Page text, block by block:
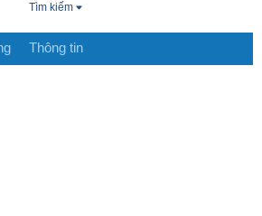
Tìm kiếm
Thông tin